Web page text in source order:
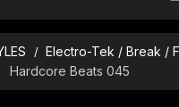
Electro-Tek / Break /
Hardcore Beats 045